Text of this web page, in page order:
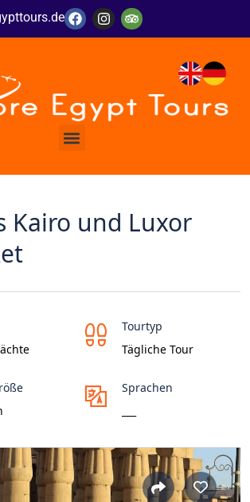
Kairo und Luxor
Tourtyp
Tägliche Tour
Sprachen